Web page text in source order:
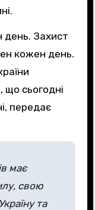
кожен день.
що сьогодні
передає
має
свою
та